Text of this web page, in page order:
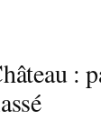
: